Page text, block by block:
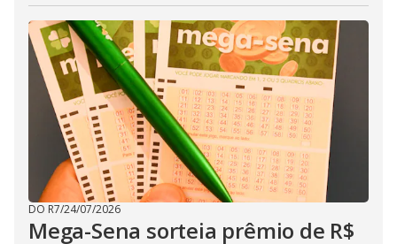
DO R7/24/07/2026
Mega-Sena sorteia prêmio de R$